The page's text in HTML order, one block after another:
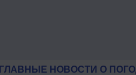
ГЛАВНЫЕ НОВОСТИ О